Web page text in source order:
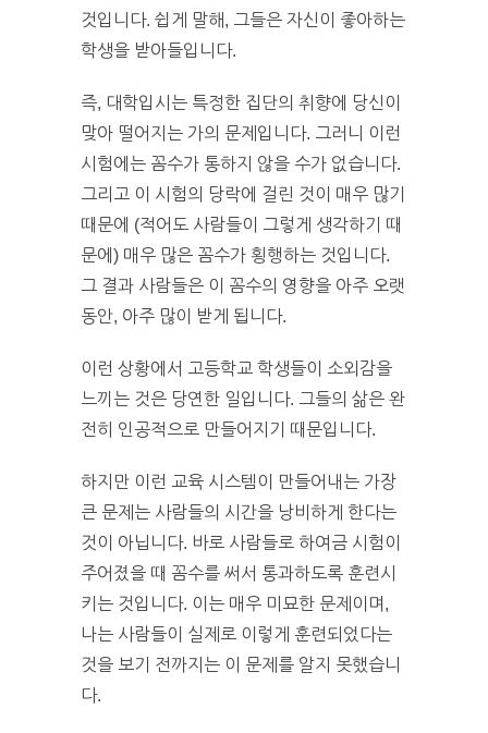
것입니다. 쉽게 말해, 그들은 자신이 좋아하는
학생을 받아들입니다.
즉, 대학입시는 특정한 집단의 취향에 당신이
맞아 떨어지는 가의 문제입니다. 그러니 이런
시험에는 꼼수가 통하지 않을 수가 없습니다.
그리고 이 시험의 당락에 걸린 것이 매우 많기
때문에 (적어도 사람들이 그렇게 생각하기 때
문에) 매우 많은 꼼수가 횡행하는 것입니다.
그 결과 사람들은 이 꼼수의 영향을 아주 오랫
동안, 아주 많이 받게 됩니다.
이런 상황에서 고등학교 학생들이 소외감을
느끼는 것은 당연한 일입니다. 그들의 삶은 완
전히 인공적으로 만들어지기 때문입니다.
하지만 이런 교육 시스템이 만들어내는 가장
큰 문제는 사람들의 시간을 낭비하게 한다는
것이 아닙니다. 바로 사람들로 하여금 시험이
주어졌을 때 꼼수를 써서 통과하도록 훈련시
키는 것입니다. 이는 매우 미묘한 문제이며,
나는 사람들이 실제로 이렇게 훈련되었다는
것을 보기 전까지는 이 문제를 알지 못했습니
다.